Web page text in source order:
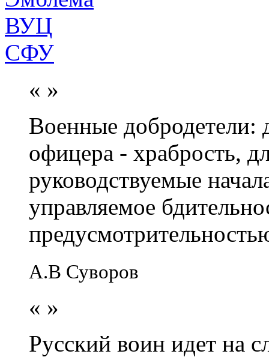
« »
Военные добродетели:
офицера - храбрость,
руководствуемые
управляемое
А.В Суворов
« »
Русский воин идет на